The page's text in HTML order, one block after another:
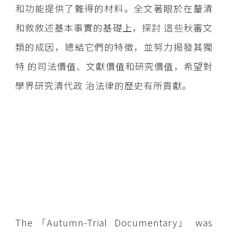
和功能提供了難得的材料。全文著眼於在釐清
和敘敘述基本事實的基礎上，探討 這些秋審文
類的成因，總結它們的特徵，並努力揭發其獨
特 的司法價值、文獻價值和研究價值，希望對
學界研究清代政 治法律的歷史有所貢獻。
The 「Autumn-Trial Documentary」 was